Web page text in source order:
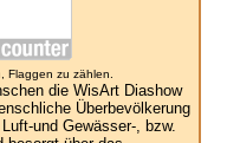
Flaggen zu zählen.
die WisArt Diashow
Überbevölkerung
und Gewässer-, bzw.